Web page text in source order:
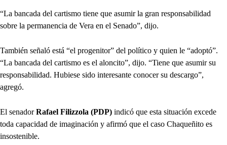
“La bancada del cartismo tiene que asumir la gran responsabilidad
sobre la permanencia de Vera en el Senado”, dijo.
También señaló está “el progenitor” del político y quien le “adoptó”.
“La bancada del cartismo es el aloncito”, dijo. “Tiene que asumir su
responsabilidad. Hubiese sido interesante conocer su descargo”,
agregó.
El senadorRafael Filizzola (PDP) indicó que esta situación excede
toda capacidad de imaginación y afirmó que el caso Chaqueñito es
insostenible.